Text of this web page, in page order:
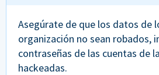
Asegúrate de que los datos de
organización no sean robados,
contraseñas de las cuentas de
hackeadas.